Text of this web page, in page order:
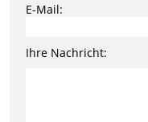
E-Mail:
Ihre Nachricht: